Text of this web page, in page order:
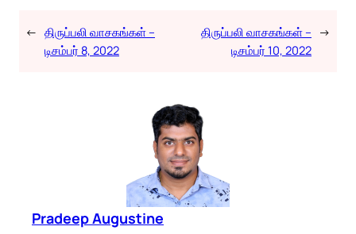
← திருப்பலி வாசகங்கள் –
டிசம்பர் 8, 2022
திருப்பலி வாசகங்கள் –
டிசம்பர் 10, 2022
→
Pradeep Augustine